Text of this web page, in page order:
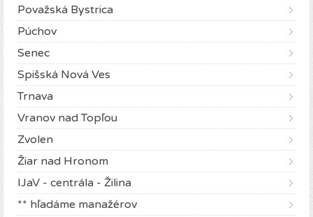
Považská Bystrica
Púchov
Senec
Spišská Nová Ves
Trnava
Vranov nad Topľou
Zvolen
Žiar nad Hronom
IJaV - centrála - Žilina
** hľadáme manažérov